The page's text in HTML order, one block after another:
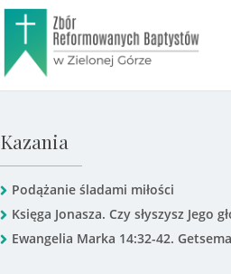
Kazania
Podążanie śladami miłości
Księga Jonasza. Czy słyszysz Jego
Ewangelia Marka 14:32-42.